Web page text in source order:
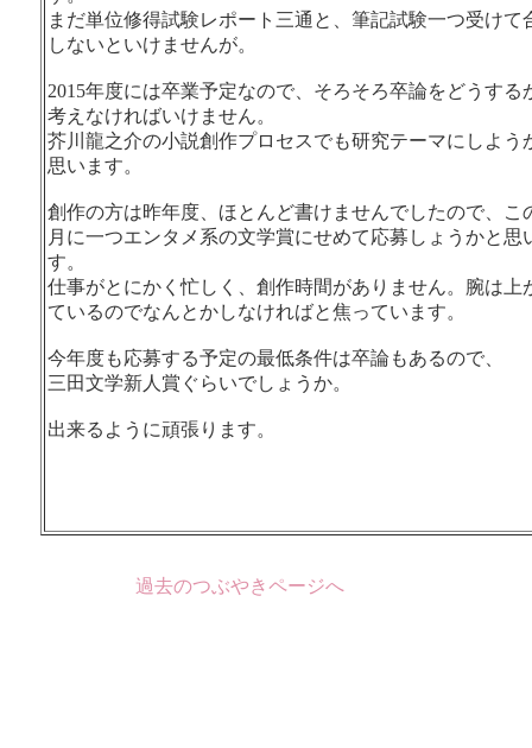
まだ単位修得試験レポート三通と、筆記試験一つ受けて
しないといけませんが。
2015年度には卒業予定なので、そろそろ卒論をどうする
考えなければいけません。
芥川龍之介の小説創作プロセスでも研究テーマにしよう
思います。
創作の方は昨年度、ほとんど書けませんでしたので、こ
月に一つエンタメ系の文学賞にせめて応募しょうかと思
す。
仕事がとにかく忙しく、創作時間がありません。腕は上
ているのでなんとかしなければと焦っています。
今年度も応募する予定の最低条件は卒論もあるので、
三田文学新人賞ぐらいでしょうか。
出来るように頑張ります。
過去のつぶやきページへ